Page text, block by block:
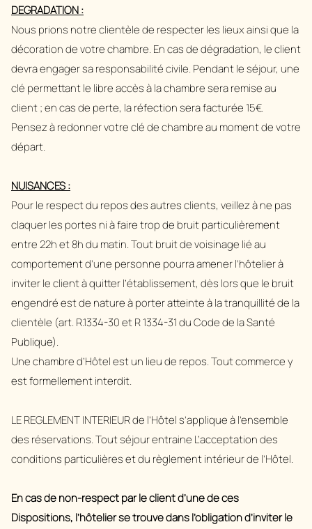
DEGRADATION :
Nous prions notre clientèle de respecter les lieux ainsi que la
décoration de votre chambre. En cas de dégradation, le client
devra engager sa responsabilité civile. Pendant le séjour, une
clé permettant le libre accès à la chambre sera remise au
client ; en cas de perte, la réfection sera facturée 15€.
Pensez à redonner votre clé de chambre au moment de votre
départ.
NUISANCES :
Pour le respect du repos des autres clients, veillez à ne pas
claquer les portes ni à faire trop de bruit particulièrement
entre 22h et 8h du matin. Tout bruit de voisinage lié au
comportement d’une personne pourra amener l’hôtelier à
inviter le client à quitter l’établissement, dès lors que le bruit
engendré est de nature à porter atteinte à la tranquillité de la
clientèle (art. R.1334-30 et R 1334-31 du Code de la Santé
Publique).
Une chambre d’Hôtel est un lieu de repos. Tout commerce y
est formellement interdit.
LE REGLEMENT INTERIEUR de l’Hôtel s’applique à l’ensemble
des réservations. Tout séjour entraine L’acceptation des
conditions particulières et du règlement intérieur de l’Hôtel.
En cas de non-respect par le client d’une de ces
Dispositions, l’hôtelier se trouve dans l’obligation d’inviter le